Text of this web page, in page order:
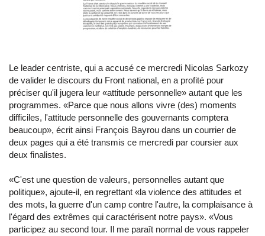
Le leader centriste, qui a accusé ce mercredi Nicolas Sarkozy
de valider le discours du Front national, en a profité pour
préciser qu'il jugera leur «attitude personnelle» autant que les
programmes. «Parce que nous allons vivre (des) moments
difficiles, l'attitude personnelle des gouvernants comptera
beaucoup», écrit ainsi François Bayrou dans un courrier de
deux pages qui a été transmis ce mercredi par coursier aux
deux finalistes.
«C'est une question de valeurs, personnelles autant que
politique», ajoute-il, en regrettant «la violence des attitudes et
des mots, la guerre d'un camp contre l'autre, la complaisance à
l'égard des extrêmes qui caractérisent notre pays». «Vous
participez au second tour. Il me paraît normal de vous rappeler